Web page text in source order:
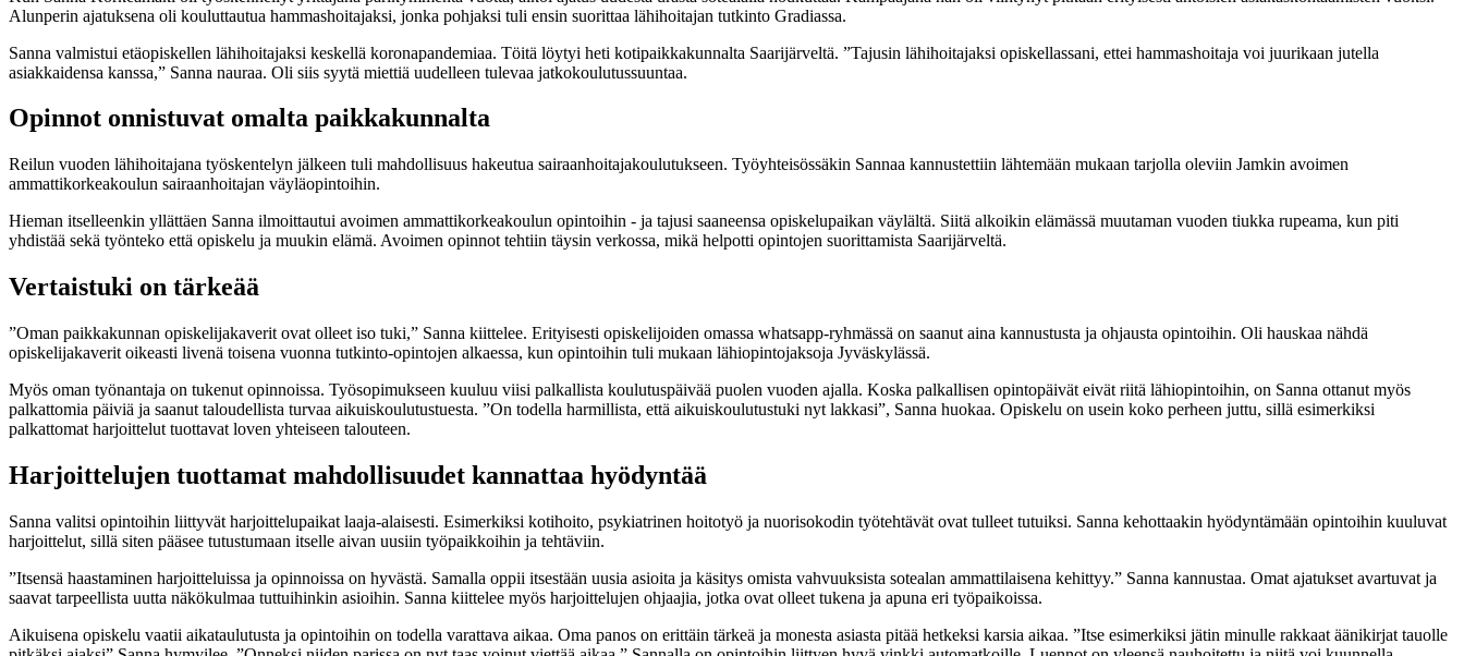
Alunperin ajatuksena oli kouluttautua hammashoitajaksi, jonka pohjaksi tuli ensin suorittaa lähihoitajan tutkinto Gradiassa.
Sanna valmistui etäopiskellen lähihoitajaksi keskellä koronapandemiaa. Töitä löytyi heti kotipaikkakunnalta Saarijärveltä. ”Tajusin lähihoitajaksi opiskellassani, ettei hammashoitaja voi juurikaan jutella
asiakkaidensa kanssa,” Sanna nauraa. Oli siis syytä miettiä uudelleen tulevaa jatkokoulutussuuntaa.
Opinnot onnistuvat omalta paikkakunnalta
Reilun vuoden lähihoitajana työskentelyn jälkeen tuli mahdollisuus hakeutua sairaanhoitajakoulutukseen. Työyhteisössäkin Sannaa kannustettiin lähtemään mukaan tarjolla oleviin Jamkin avoimen
ammattikorkeakoulun sairaanhoitajan väyläopintoihin.
Hieman itselleenkin yllättäen Sanna ilmoittautui avoimen ammattikorkeakoulun opintoihin - ja tajusi saaneensa opiskelupaikan väylältä. Siitä alkoikin elämässä muutaman vuoden tiukka rupeama, kun piti
yhdistää sekä työnteko että opiskelu ja muukin elämä. Avoimen opinnot tehtiin täysin verkossa, mikä helpotti opintojen suorittamista Saarijärveltä.
Vertaistuki on tärkeää
”Oman paikkakunnan opiskelijakaverit ovat olleet iso tuki,” Sanna kiittelee. Erityisesti opiskelijoiden omassa whatsapp-ryhmässä on saanut aina kannustusta ja ohjausta opintoihin. Oli hauskaa nähdä
opiskelijakaverit oikeasti livenä toisena vuonna tutkinto-opintojen alkaessa, kun opintoihin tuli mukaan lähiopintojaksoja Jyväskylässä.
Myös oman työnantaja on tukenut opinnoissa. Työsopimukseen kuuluu viisi palkallista koulutuspäivää puolen vuoden ajalla. Koska palkallisen opintopäivät eivät riitä lähiopintoihin, on Sanna ottanut myös
palkattomia päiviä ja saanut taloudellista turvaa aikuiskoulutustuesta. ”On todella harmillista, että aikuiskoulutustuki nyt lakkasi”, Sanna huokaa. Opiskelu on usein koko perheen juttu, sillä esimerkiksi
palkattomat harjoittelut tuottavat loven yhteiseen talouteen.
Harjoittelujen tuottamat mahdollisuudet kannattaa hyödyntää
Sanna valitsi opintoihin liittyvät harjoittelupaikat laaja-alaisesti. Esimerkiksi kotihoito, psykiatrinen hoitotyö ja nuorisokodin työtehtävät ovat tulleet tutuiksi. Sanna kehottaakin hyödyntämään opintoihin kuuluvat
harjoittelut, sillä siten pääsee tutustumaan itselle aivan uusiin työpaikkoihin ja tehtäviin.
”Itsensä haastaminen harjoitteluissa ja opinnoissa on hyvästä. Samalla oppii itsestään uusia asioita ja käsitys omista vahvuuksista sotealan ammattilaisena kehittyy.” Sanna kannustaa. Omat ajatukset avartuvat ja
saavat tarpeellista uutta näkökulmaa tuttuihinkin asioihin. Sanna kiittelee myös harjoittelujen ohjaajia, jotka ovat olleet tukena ja apuna eri työpaikoissa.
Aikuisena opiskelu vaatii aikataulutusta ja opintoihin on todella varattava aikaa. Oma panos on erittäin tärkeä ja monesta asiasta pitää hetkeksi karsia aikaa. ”Itse esimerkiksi jätin minulle rakkaat äänikirjat tauolle